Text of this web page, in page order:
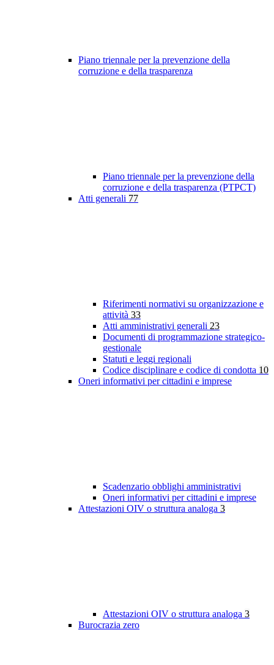
Piano triennale per la prevenzione della
corruzione e della trasparenza
Piano triennale per la prevenzione della
corruzione e della trasparenza (PTPCT)
Atti generali 77
Riferimenti normativi su organizzazione e
attività 33
Atti amministrativi generali 23
Documenti di programmazione strategico-
gestionale
Statuti e leggi regionali
Codice disciplinare e codice di condotta 10
Oneri informativi per cittadini e imprese
Scadenzario obblighi amministrativi
Oneri informativi per cittadini e imprese
Attestazioni OIV o struttura analoga 3
Attestazioni OIV o struttura analoga 3
Burocrazia zero